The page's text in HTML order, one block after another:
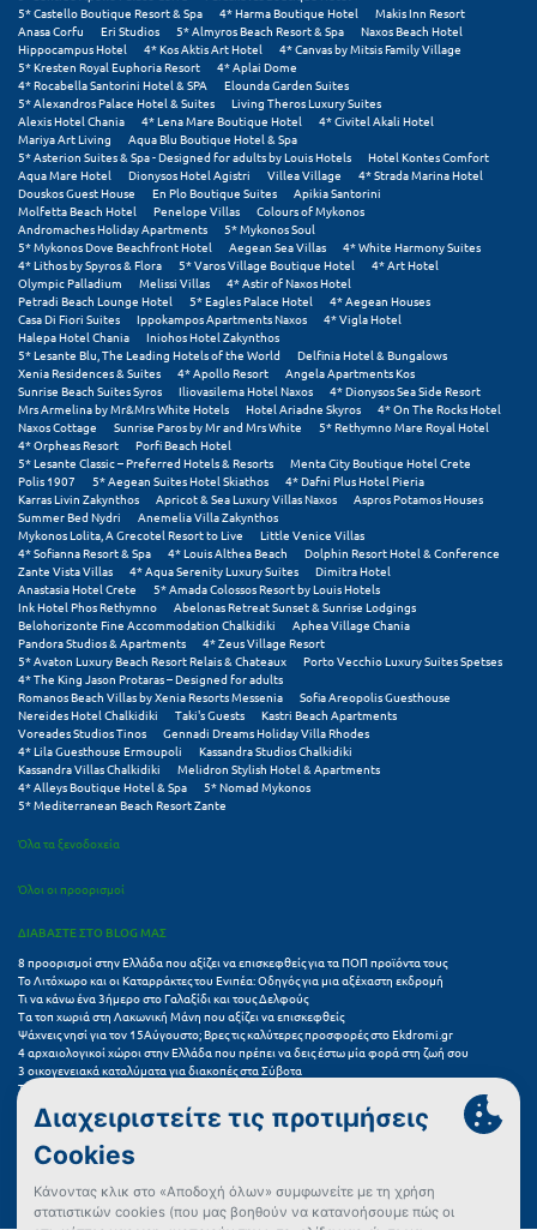
Παραλία Κατερίνης
Παραλία Λιτοχώρου
Παράλιο Άστρος
Πάργα
Παρνασσός
Πάρος
Πάτμος
Πάτρα
Παύλιανη
Πειραιάς
Πελοπόννησος
Πήλιο
Πιερία
Πλαταμώνας
Πλύτρα Λακωνίας
Πόρος
Πόρτο Χέλι
Πρέβεζα
Πύλος
Πύργος
Ρ
Ρέθυμνο
Ρίο
Ρόδος
Σ
Σαλαμίνα
5* Castello Boutique Resort & Spa
4* Harma Boutique Hotel
Makis Inn Resort
Anasa Corfu
Eri Studios 5* Almyros Beach Resort & Spa
Naxos Beach Hotel
Hippocampus Hotel
4* Kos Aktis Art Hotel
4* Canvas by Mitsis Family Village
5* Kresten Royal Euphoria Resort
4* Aplai Dome
4* Rocabella Santorini Hotel & SPA
Elounda Garden Suites
5* Alexandros Palace Hotel & Suites
Living Theros Luxury Suites
Alexis Hotel Chania
4* Lena Mare Boutique Hotel
4* Civitel Akali Hotel
Mariya Art Living
Aqua Blu Boutique Hotel & Spa
5* Asterion Suites & Spa - Designed for adults by Louis Hotels
Hotel Kontes Comfort
Aqua Mare Hotel
Dionysos Hotel Agistri Villea Village
4* Strada Marina Hotel
Douskos Guest House
En Plo Boutique Suites
Apikia Santorini
Molfetta Beach Hotel
Penelope Villas
Colours of Mykonos
Andromaches Holiday Apartments
5* Mykonos Soul
5* Mykonos Dove Beachfront Hotel
Aegean Sea Villas
4* White Harmony Suites
4* Lithos by Spyros & Flora
5* Varos Village Boutique Hotel
4* Art Hotel
Olympic Palladium
Melissi Villas
4* Astir of Naxos Hotel
Petradi Beach Lounge Hotel
5* Eagles Palace Hotel
4* Aegean Houses
Casa Di Fiori Suites
Ippokampos Apartments Naxos
4* Vigla Hotel
Halepa Hotel Chania
Iniohos Hotel Zakynthos
5* Lesante Blu, The Leading Hotels of the World
Delfinia Hotel & Bungalows
Xenia Residences & Suites
4* Apollo Resort
Angela Apartments Kos
Sunrise Beach Suites Syros
Iliovasilema Hotel Naxos
4* Dionysos Sea Side Resort
Mrs Armelina by Mr&Mrs White Hotels
Hotel Ariadne Skyros
4* On The Rocks Hotel
Naxos Cottage
Sunrise Paros by Mr and Mrs White
5* Rethymno Mare Royal Hotel
4* Orpheas Resort
Porfi Beach Hotel
5* Lesante Classic – Preferred Hotels & Resorts
Menta City Boutique Hotel Crete
Polis 1907
5* Aegean Suites Hotel Skiathos
4* Dafni Plus Hotel Pieria
Karras Livin Zakynthos
Apricot & Sea Luxury Villas Naxos
Aspros Potamos Houses
Summer Bed Nydri
Anemelia Villa Zakynthos
Mykonos Lolita, A Grecotel Resort to Live
Little Venice Villas
4* Sofianna Resort & Spa
4* Louis Althea Beach
Dolphin Resort Hotel & Conference
Zante Vista Villas
4* Aqua Serenity Luxury Suites
Dimitra Hotel
Anastasia Hotel Crete
5* Amada Colossos Resort by Louis Hotels
Ink Hotel Phos Rethymno
Abelonas Retreat Sunset & Sunrise Lodgings
Belohorizonte Fine Accommodation Chalkidiki
Aphea Village Chania
Pandora Studios & Apartments
4* Zeus Village Resort
5* Avaton Luxury Beach Resort Relais & Chateaux
Porto Vecchio Luxury Suites Spetses
4* The King Jason Protaras – Designed for adults
Romanos Beach Villas by Xenia Resorts Messenia
Sofia Areopolis Guesthouse
Nereides Hotel Chalkidiki
Taki's Guests
Kastri Beach Apartments
Voreades Studios Tinos
Gennadi Dreams Holiday Villa Rhodes
4* Lila Guesthouse Ermoupoli
Kassandra Studios Chalkidiki
Kassandra Villas Chalkidiki
Melidron Stylish Hotel & Apartments
4* Alleys Boutique Hotel & Spa
5* Nomad Mykonos
5* Mediterranean Beach Resort Zante
Όλα τα ξενοδοχεία
Όλοι οι προορισμοί
ΔΙΑΒΑΣΤΕ ΣΤΟ BLOG ΜΑΣ
8 προορισμοί στην Ελλάδα που αξίζει να επισκεφθείς για τα ΠΟΠ προϊόντα τους
Το Λιτόχωρο και οι Καταρράκτες του Ενιπέα: Οδηγός για μια αξέχαστη εκδρομή
Τι να κάνω ένα 3ήμερο στο Γαλαξίδι και τους Δελφούς
Τα τοπ χωριά στη Λακωνική Μάνη που αξίζει να επισκεφθείς
Ψάχνεις νησί για τον 15Αύγουστο; Βρες τις καλύτερες προσφορές στο Ekdromi.gr
4 αρχαιολογικοί χώροι στην Ελλάδα που πρέπει να δεις έστω μία φορά στη ζωή σου
3 οικογενειακά καταλύματα για διακοπές στα Σύβοτα
Τα 11 καλύτερα καλοκαιρινά resorts στην Ελλάδα
7 μικρά ελληνικά νησιά για αξέχαστες καλοκαιρινές διακοπές
5+1 ινσταγκραμικές παραλίες στην Ελλάδα που αξίζουν μια θέση στο feed σου
Συχνές Ερωτήσεις (FAQs) για Ξενοδοχεία